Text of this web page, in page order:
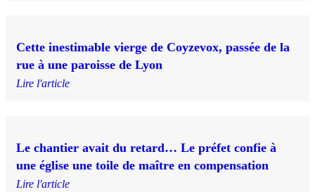
Cette inestimable vierge de Coyzevox, passée de la
rue à une paroisse de Lyon
Lire l'article
Le chantier avait du retard… Le préfet confie à
une église une toile de maître en compensation
Lire l'article